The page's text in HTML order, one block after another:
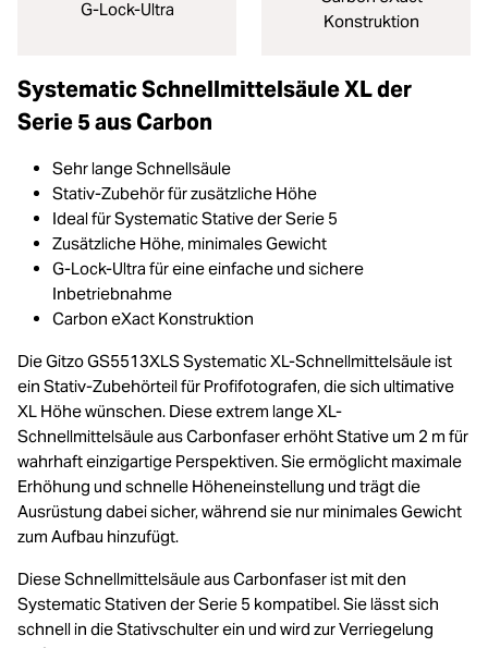
G-Lock-Ultra
Konstruktion
Systematic Schnellmittelsäule XL der
Serie 5 aus Carbon
Sehr lange Schnellsäule
Stativ-Zubehör für zusätzliche Höhe
Ideal für Systematic Stative der Serie 5
Zusätzliche Höhe, minimales Gewicht
G-Lock-Ultra für eine einfache und sichere
Inbetriebnahme
Carbon eXact Konstruktion
Die Gitzo GS5513XLS Systematic XL-Schnellmittelsäule ist
ein Stativ-Zubehörteil für Profifotografen, die sich ultimative
XL Höhe wünschen. Diese extrem lange XL-
Schnellmittelsäule aus Carbonfaser erhöht Stative um 2 m für
wahrhaft einzigartige Perspektiven. Sie ermöglicht maximale
Erhöhung und schnelle Höheneinstellung und trägt die
Ausrüstung dabei sicher, während sie nur minimales Gewicht
zum Aufbau hinzufügt.
Diese Schnellmittelsäule aus Carbonfaser ist mit den
Systematic Stativen der Serie 5 kompatibel. Sie lässt sich
schnell in die Stativschulter ein und wird zur Verriegelung